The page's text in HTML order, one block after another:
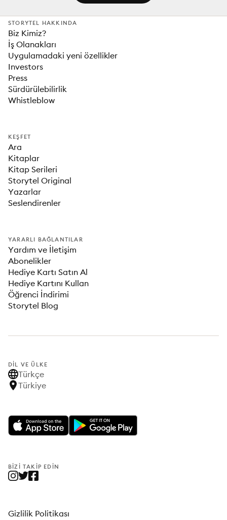
STORYTEL HAKKINDA
Biz Kimiz?
İş Olanakları
Uygulamadaki yeni özellikler
Investors
Press
Sürdürülebilirlik
Whistleblow
KEŞFET
Ara
Kitaplar
Kitap Serileri
Storytel Original
Yazarlar
Seslendirenler
YARARLI BAĞLANTILAR
Yardım ve İletişim
Abonelikler
Hediye Kartı Satın Al
Hediye Kartını Kullan
Öğrenci İndirimi
Storytel Blog
DIL VE ÜLKE
Türkçe
Türkiye
BIZI TAKIP EDIN
Gizlilik Politikası